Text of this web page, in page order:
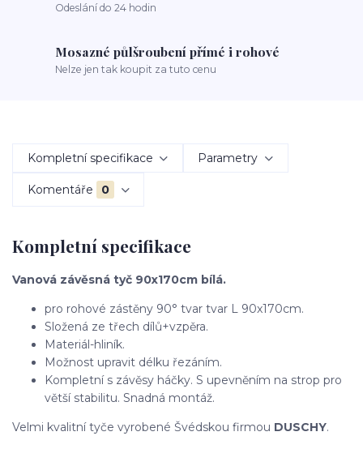
Odeslání do 24 hodin
Mosazné půlšroubení přímé i rohové
Nelze jen tak koupit za tuto cenu
Kompletní specifikace Parametry
Komentáře 0
Kompletní specifikace
Vanová závěsná tyč 90x170cm bílá.
pro rohové zástěny 90° tvar tvar L 90x170cm.
Složená ze třech dílů+vzpěra.
Materiál-hliník.
Možnost upravit délku řezáním.
Kompletní s závěsy háčky. S upevněním na strop pro
větší stabilitu. Snadná montáž.
Velmi kvalitní tyče vyrobené Švédskou firmou DUSCHY.